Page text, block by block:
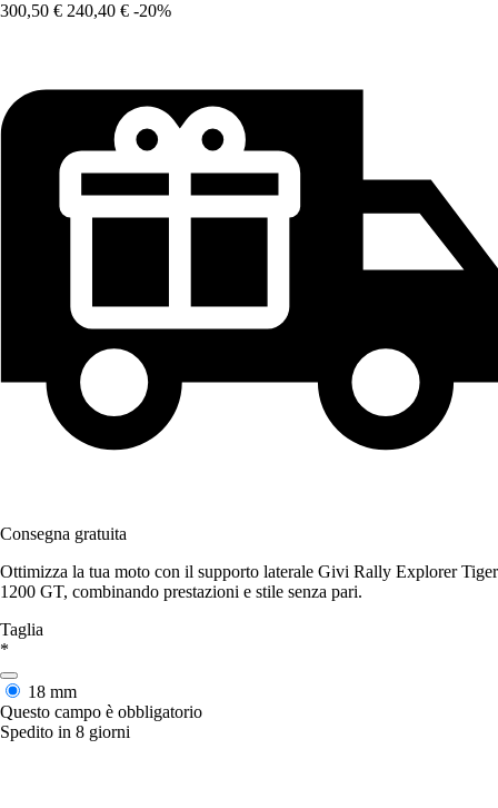
300,50 € 240,40 € -20%
Consegna gratuita
Ottimizza la tua moto con il supporto laterale Givi Rally Explorer Tiger
1200 GT, combinando prestazioni e stile senza pari.
Taglia
*
18 mm
Questo campo è obbligatorio
Spedito in 8 giorni